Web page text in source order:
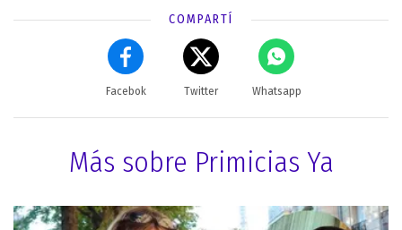
COMPARTÍ
Facebok Twitter Whatsapp
Más sobre Primicias Ya